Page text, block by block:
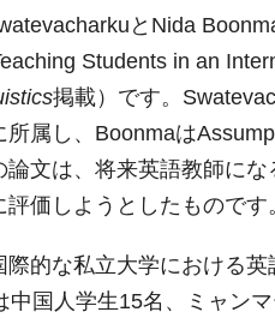
とNida
Students in an
掲載）です。
属し、Boonmaは
文は、将来英語教師に
価しようとしたものです
的な私立大学における
国人学生15名、ミャン